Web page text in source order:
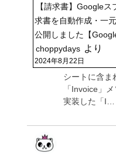
【請求書】Google
求書を自動作成・一
公開しました【
choppydays より
2024年8月22日
シートに含ま
「Invoice」
実装した「I…